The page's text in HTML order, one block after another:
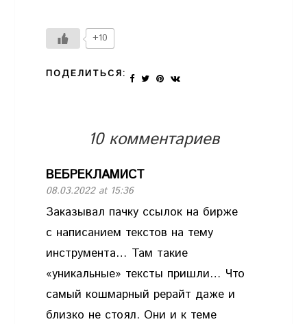
+10
ПОДЕЛИТЬСЯ:
10 комментариев
ВЕБРЕКЛАМИСТ
08.03.2022 at 15:36
Заказывал пачку ссылок на бирже
с написанием текстов на тему
инструмента… Там такие
«уникальные» тексты пришли… Что
самый кошмарный рерайт даже и
близко не стоял. Они и к теме